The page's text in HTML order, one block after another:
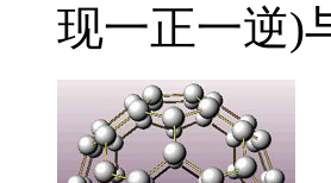
现一正一逆)